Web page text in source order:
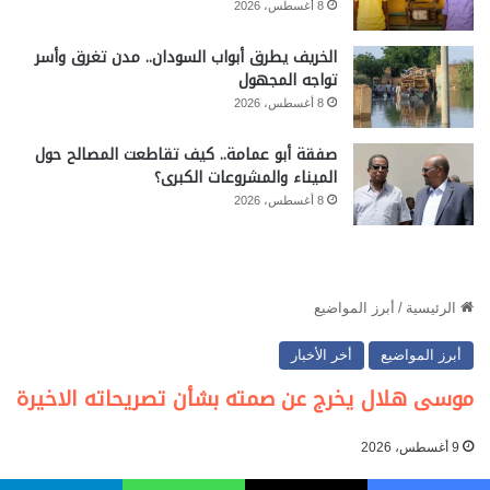
8 أغسطس، 2026
الخريف يطرق أبواب السودان.. مدن تغرق وأسر
تواجه المجهول
8 أغسطس، 2026
صفقة أبو عمامة.. كيف تقاطعت المصالح حول
الميناء والمشروعات الكبرى؟
8 أغسطس، 2026